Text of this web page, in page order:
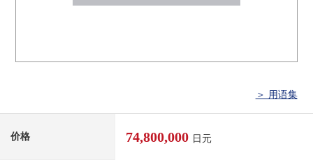
＞ 用语集
价格 74,800,000 日元